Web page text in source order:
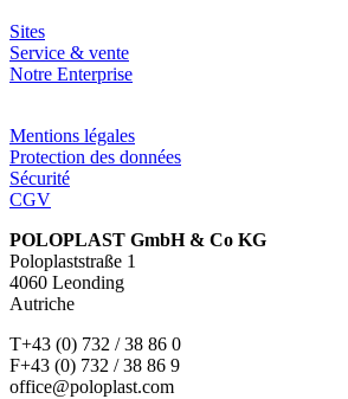
Sites
Service & vente
Notre Enterprise
Mentions légales
Protection des données
Sécurité
CGV
POLOPLAST GmbH & Co KG
Poloplaststraße 1
4060 Leonding
Autriche
T+43 (0) 732 / 38 86 0
F+43 (0) 732 / 38 86 9
office@poloplast.com